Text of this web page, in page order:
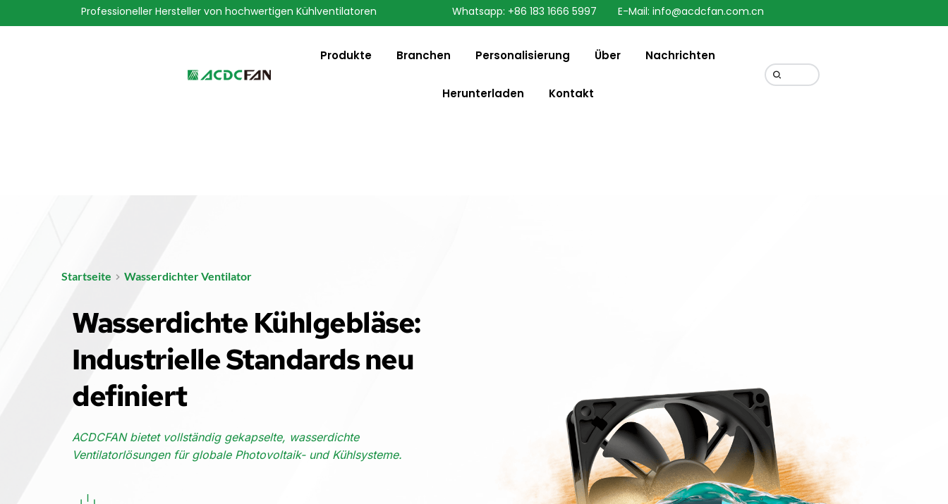
We've detected you might be speaking a different
English
Professioneller Hersteller von hochwertigen Kühlventilatoren Whatsapp: +86 183 1666 5997 E-Mail: info@acdcfan.com.cn
Produkte Branchen Personalisierung Über Nachrichten
Herunterladen Kontakt
Startseite Wasserdichter Ventilator
Wasserdichte Kühlgebläse:
Industrielle Standards neu
definiert
ACDCFAN bietet vollständig gekapselte, wasserdichte
Ventilatorlösungen für globale Photovoltaik- und Kühlsysteme.